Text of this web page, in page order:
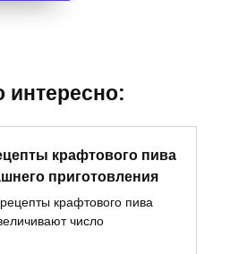
интересно:
крафтового пива
приготовления
крафтового пива
число